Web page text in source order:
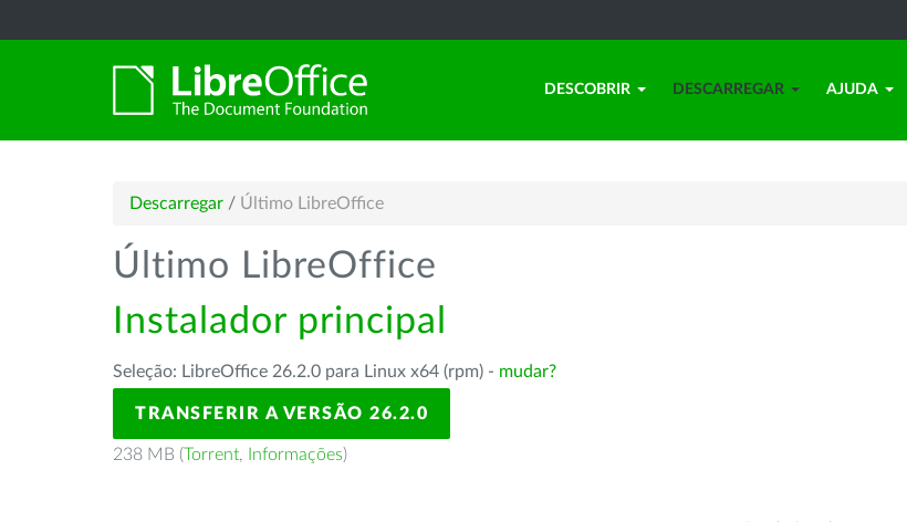
DESCOBRIR DESCARREGAR AJUDA
Descarregar / Último LibreOffice
Último LibreOffice
Instalador principal
Seleção: LibreOffice 26.2.0 para Linux x64 (rpm) - mudar?
TRANSFERIR A VERSÃO 26.2.0
238 MB (Torrent, Informações)